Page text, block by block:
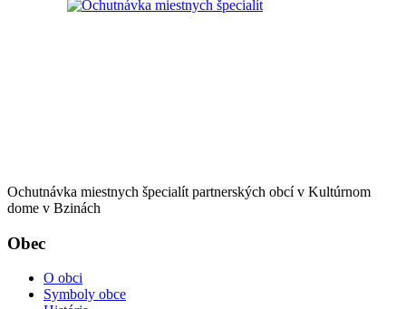
Ochutnávka miestnych špecialít partnerských obcí v Kultúrnom
dome v Bzinách
Obec
O obci
Symboly obce